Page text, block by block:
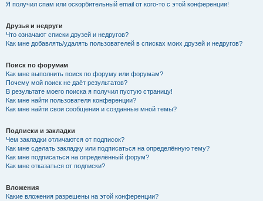
Я получил спам или оскорбительный email от кого-то с этой конференции!
Друзья и недруги
Что означают списки друзей и недругов?
Как мне добавлять/удалять пользователей в списках моих друзей и недругов?
Поиск по форумам
Как мне выполнить поиск по форуму или форумам?
Почему мой поиск не даёт результатов?
В результате моего поиска я получил пустую страницу!
Как мне найти пользователя конференции?
Как мне найти свои сообщения и созданные мной темы?
Подписки и закладки
Чем закладки отличаются от подписок?
Как мне сделать закладку или подписаться на определённую тему?
Как мне подписаться на определённый форум?
Как мне отказаться от подписки?
Вложения
Какие вложения разрешены на этой конференции?